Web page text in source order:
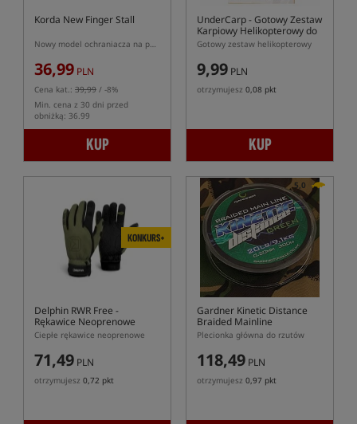
Korda New Finger Stall
Nowy model ochraniacza na palec Korda
36,99 PLN
Cena kat.: 39,99 / -8%
Min. cena z 30 dni przed
obniżką: 36.99
KUP
UnderCarp- Gotowy Zestaw
Karpiowy Helikopterowy do
Rzutów
Gotowy zestaw helikopterowy
9,99 PLN
otrzymujesz 0,08 pkt
KUP
KONKURS+
Delphin RWR Free -
Rękawice Neoprenowe
Ciepłe rękawice neoprenowe
71,49 PLN
otrzymujesz 0,72 pkt
5,0
Gardner Kinetic Distance
Braided Mainline
Plecionka główna do rzutów
118,49 PLN
otrzymujesz 0,97 pkt